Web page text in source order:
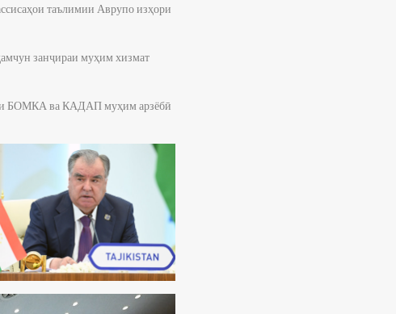
таълимии Аврупо изҳори
занҷираи муҳим хизмат
БОМКА ва КАДАП муҳим арзёбӣ